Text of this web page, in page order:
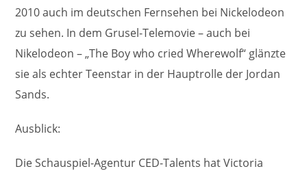
2010 auch im deutschen Fernsehen bei Nickelodeon
zu sehen. In dem Grusel-Telemovie – auch bei
Nikelodeon – „The Boy who cried Wherewolf“ glänzte
sie als echter Teenstar in der Hauptrolle der Jordan
Sands.
Ausblick:
Die Schauspiel-Agentur CED-Talents hat Victoria